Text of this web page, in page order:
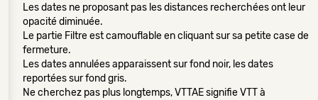
Les dates ne proposant pas les distances recherchées ont leur
opacité diminuée.
Le partie Filtre est camouflable en cliquant sur sa petite case de
fermeture.
Les dates annulées apparaissent sur fond noir, les dates
reportées sur fond gris.
Ne cherchez pas plus longtemps, VTTAE signifie VTT à